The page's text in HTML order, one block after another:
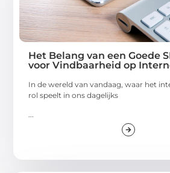
Het Belang van een Goede
voor Vindbaarheid op
In de wereld van vandaag, waar het
rol speelt in ons dagelijks